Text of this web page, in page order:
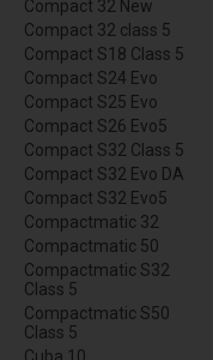
Compact 32 New
Compact 32 class 5
Compact S18 Class 5
Compact S24 Evo
Compact S25 Evo
Compact S26 Evo5
Compact S32 Class 5
Compact S32 Evo DA
Compact S32 Evo5
Compactmatic 32
Compactmatic 50
Compactmatic S32
Class 5
Compactmatic S50
Class 5
Cuba 10